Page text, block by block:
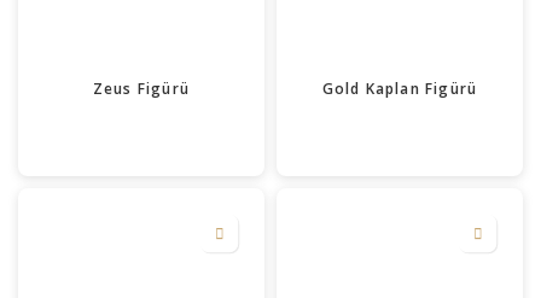
Zeus Figürü Gold Kaplan Figürü